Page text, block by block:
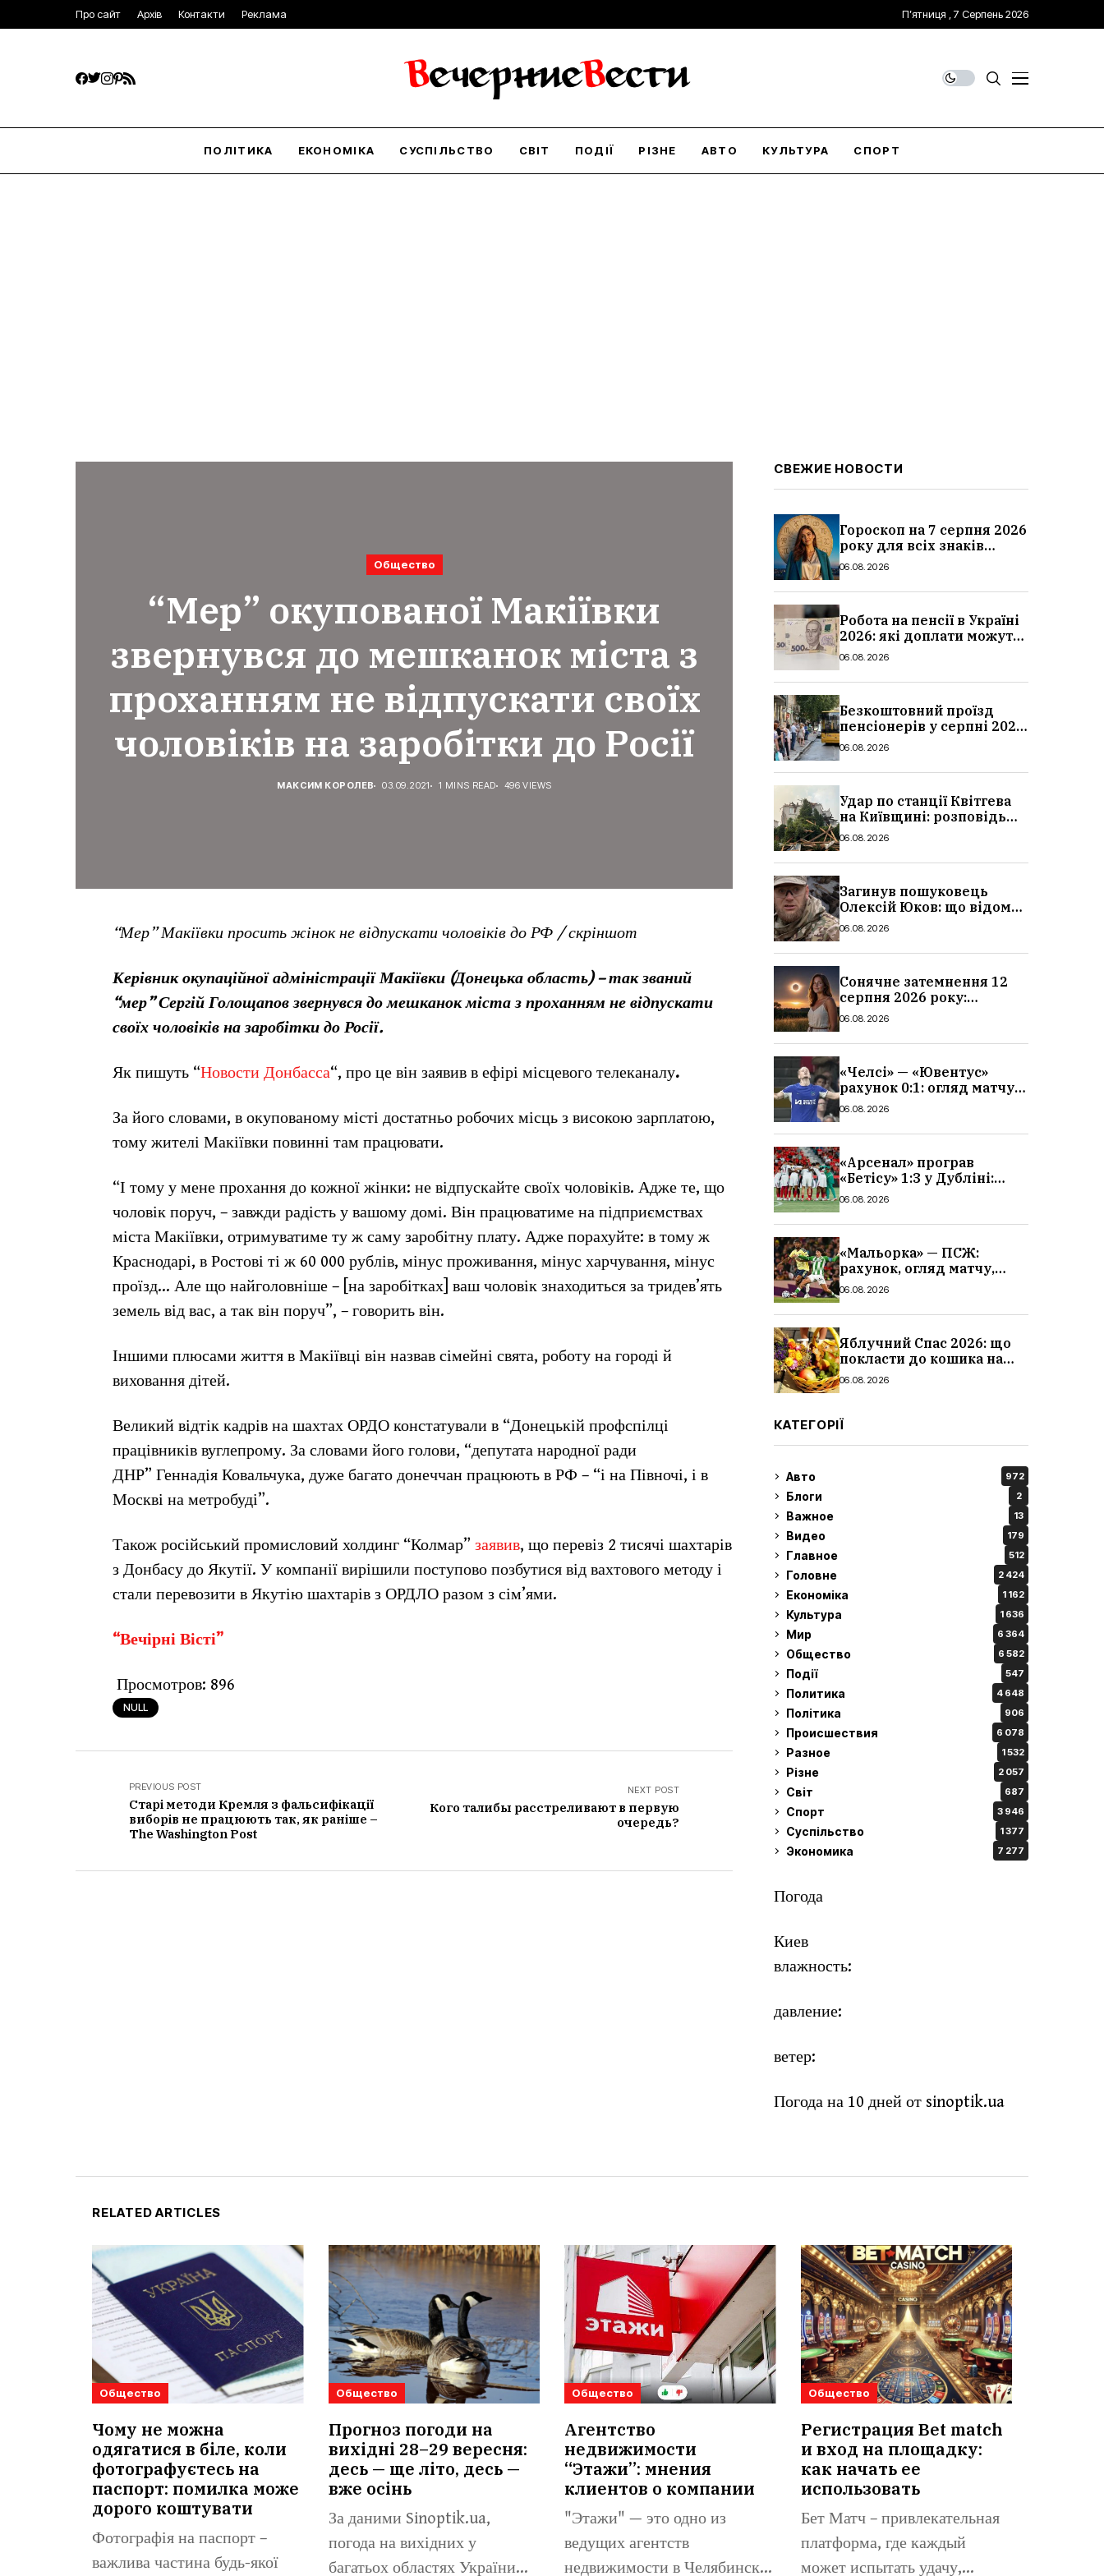
Про сайт Архів Контакти Реклама П’ятниця , 7 Серпень 2026
ПОЛІТИКА ЕКОНОМІКА СУСПІЛЬСТВО СВІТ ПОДІЇ РІЗНЕ АВТО КУЛЬТУРА СПОРТ
Общество
“Мер” окупованої Макіївки
звернувся до мешканок міста з
проханням не відпускати своїх
чоловіків на заробітки до Росії
МАКСИМ КОРОЛЕВ 03.09.2021 1 MINS READ 496 VIEWS
“Мер” Макіївки просить жінок не відпускати чоловіків до РФ / скріншот
Керівник окупаційної адміністрації Макіївки (Донецька область) – так званий
“мер” Сергій Голощапов звернувся до мешканок міста з проханням не відпускати
своїх чоловіків на заробітки до Росії.
Як пишуть “Новости Донбасса“, про це він заявив в ефірі місцевого телеканалу.
За його словами, в окупованому місті достатньо робочих місць з високою зарплатою,
тому жителі Макіївки повинні там працювати.
“І тому у мене прохання до кожної жінки: не відпускайте своїх чоловіків. Адже те, що
чоловік поруч, – завжди радість у вашому домі. Він працюватиме на підприємствах
міста Макіївки, отримуватиме ту ж саму заробітну плату. Адже порахуйте: в тому ж
Краснодарі, в Ростові ті ж 60 000 рублів, мінус проживання, мінус харчування, мінус
проїзд… Але що найголовніше – [на заробітках] ваш чоловік знаходиться за тридев’ять
земель від вас, а так він поруч”, – говорить він.
Іншими плюсами життя в Макіївці він назвав сімейні свята, роботу на городі й
виховання дітей.
Великий відтік кадрів на шахтах ОРДО констатували в “Донецькій профспілці
працівників вуглепрому. За словами його голови, “депутата народної ради
ДНР” Геннадія Ковальчука, дуже багато донеччан працюють в РФ – “і на Півночі, і в
Москві на метробуді”.
Також російський промисловий холдинг “Колмар” заявив, що перевіз 2 тисячі шахтарів
з Донбасу до Якутії. У компанії вирішили поступово позбутися від вахтового методу і
стали перевозити в Якутію шахтарів з ОРДЛО разом з сім’ями.
“Вечірні Вісті”
Просмотров: 896
NULL
PREVIOUS POST
Старі методи Кремля з фальсифікації
виборів не працюють так, як раніше –
The Washington Post
NEXT POST
Кого талибы расстреливают в первую
очередь?
СВЕЖИЕ НОВОСТИ
Гороскоп на 7 серпня 2026
року для всіх знаків
зодіаку: кому пощастить у
06.08.2026
Робота на пенсії в Україні
2026: які доплати можуть
скасувати, про що
06.08.2026
Безкоштовний проїзд
пенсіонерів у серпні 2026
в Україні: де діє пільга,
06.08.2026
Удар по станції Квітгева
на Київщині: розповідь
очевидців, як вісім людей
сталося
06.08.2026
Загинув пошуковець
Олексій Юков: що відомо
про його роботу, хто він
06.08.2026
Сонячне затемнення 12
серпня 2026 року:
гороскоп, кому із знаків
06.08.2026
«Челсі» — «Ювентус»
рахунок 0:1: огляд матчу
та вихід Мудрика
06.08.2026
«Арсенал» програв
«Бетісу» 1:3 у Дубліні:
огляд матчу та всі голи
06.08.2026
«Мальорка» — ПСЖ:
рахунок, огляд матчу,
голи та склад парижан
06.08.2026
Яблучний Спас 2026: що
покласти до кошика на
освячення, які фрукти,
06.08.2026
КАТЕГОРІЇ
Авто 972
Блоги 2
Важное 13
Видео 179
Главное 512
Головне 2 424
Економіка 1 162
Культура 1 636
Мир 6 364
Общество 6 582
Події 547
Политика 4 648
Політика 906
Происшествия 6 078
Разное 1 532
Різне 2 057
Світ 687
Спорт 3 946
Суспільство 1 377
Экономика 7 277
Погода
Киев
влажность:
давление:
ветер:
Погода на 10 дней от sinoptik.ua
RELATED ARTICLES
Общество
Чому не можна
одягатися в біле, коли
фотографуєтесь на
паспорт: помилка може
дорого коштувати
Фотографія на паспорт –
важлива частина будь-якої
Общество
Прогноз погоди на
вихідні 28–29 вересня:
десь — ще літо, десь —
вже осінь
За даними Sinoptik.ua,
погода на вихідних у
багатьох областях України
Общество
Агентство
недвижимости
“Этажи”: мнения
клиентов о компании
"Этажи" — это одно из
ведущих агентств
недвижимости в Челябинске,
Общество
Регистрация Bet match
и вход на площадку:
как начать ее
использовать
Бет Матч – привлекательная
платформа, где каждый
может испытать удачу,